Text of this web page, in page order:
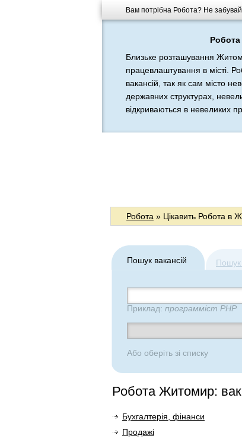
Вам потрібна Робота? Не
Близьке розташування
працевлаштування в місті.
вакансій, так як сам місто
державних структурах,
відкриваються в невеликих
Робота » Цікавить Робота в
Пошук вакансій
Приклад: программіст PHP
Або оберіть зі списку
Робота Житомир:
Бухгалтерія, фінанси
Продажі